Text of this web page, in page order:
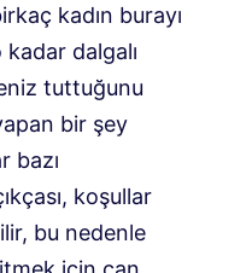
kadın burayı
dalgalı
tuttuğunu
bir şey
bazı
koşullar
bu nedenle